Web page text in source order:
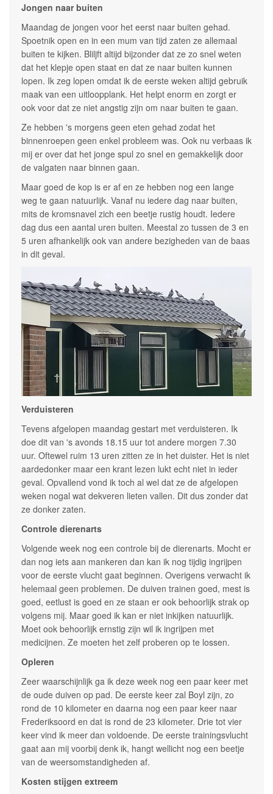
Jongen naar buiten
Maandag de jongen voor het eerst naar buiten gehad.
Spoetnik open en in een mum van tijd zaten ze allemaal
buiten te kijken. Bliljft altijd bijzonder dat ze zo snel weten
dat het klepje open staat en dat ze naar buiten kunnen
lopen. Ik zeg lopen omdat ik de eerste weken altijd gebruik
maak van een uitloopplank. Het helpt enorm en zorgt er
ook voor dat ze niet angstig zijn om naar buiten te gaan.
Ze hebben 's morgens geen eten gehad zodat het
binnenroepen geen enkel probleem was. Ook nu verbaas ik
mij er over dat het jonge spul zo snel en gemakkelijk door
de valgaten naar binnen gaan.
Maar goed de kop is er af en ze hebben nog een lange
weg te gaan natuurlijk. Vanaf nu iedere dag naar buiten,
mits de kromsnavel zich een beetje rustig houdt. Iedere
dag dus een aantal uren buiten. Meestal zo tussen de 3 en
5 uren afhankelijk ook van andere bezigheden van de baas
in dit geval.
Verduisteren
Tevens afgelopen maandag gestart met verduisteren. Ik
doe dit van 's avonds 18.15 uur tot andere morgen 7.30
uur. Oftewel ruim 13 uren zitten ze in het duister. Het is niet
aardedonker maar een krant lezen lukt echt niet in ieder
geval. Opvallend vond ik toch al wel dat ze de afgelopen
weken nogal wat dekveren lieten vallen. Dit dus zonder dat
ze donker zaten.
Controle dierenarts
Volgende week nog een controle bij de dierenarts. Mocht er
dan nog iets aan mankeren dan kan ik nog tijdig ingrijpen
voor de eerste vlucht gaat beginnen. Overigens verwacht ik
helemaal geen problemen. De duiven trainen goed, mest is
goed, eetlust is goed en ze staan er ook behoorlijk strak op
volgens mij. Maar goed ik kan er niet inkijken natuurlijk.
Moet ook behoorlijk ernstig zijn wil ik ingrijpen met
medicijnen. Ze moeten het zelf proberen op te lossen.
Opleren
Zeer waarschijnlijk ga ik deze week nog een paar keer met
de oude duiven op pad. De eerste keer zal Boyl zijn, zo
rond de 10 kilometer en daarna nog een paar keer naar
Frederiksoord en dat is rond de 23 kilometer. Drie tot vier
keer vind ik meer dan voldoende. De eerste trainingsvlucht
gaat aan mij voorbij denk ik, hangt wellicht nog een beetje
van de weersomstandigheden af.
Kosten stijgen extreem